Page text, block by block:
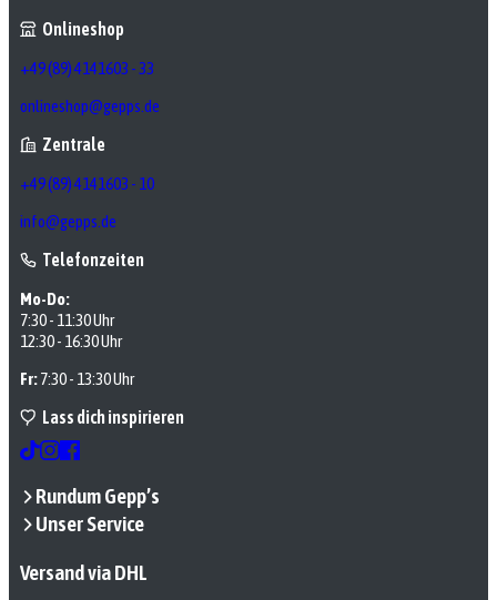
Onlineshop
+49 (89) 4141603 - 33
onlineshop@gepps.de
Zentrale
+49 (89) 4141603 - 10
info@gepps.de
Telefonzeiten
Mo-Do:
7:30 - 11:30 Uhr
12:30 - 16:30 Uhr
Fr:7:30 - 13:30 Uhr
Lass dich inspirieren
Rundum Gepp’s
Unser Service
Versand via DHL